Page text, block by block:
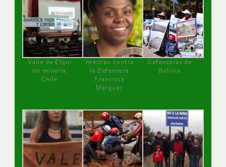
Valle de Elqui
sin minería.
Chile
Atentan contra
la Defensora
Francisca
Márquez
Defensoras de
Bolivia